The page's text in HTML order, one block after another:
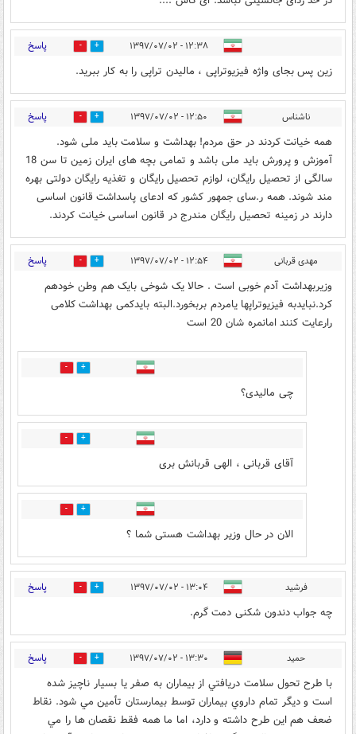
۱۲:۳۸ - ۱۳۹۷/۰۷/۰۲ 13 پاسخ
زین پس بجای واژه فیزیوتراپی ، مالیدن تراپی را به کار ببرید.
ناشناس ۱۲:۵۰ - ۱۳۹۷/۰۷/۰۲ 22 پاسخ
همه خیانت کردند در حق مردم! بهداشت و سلامت باید ملی شود.
آموزش و پرورش باید ملی باشد و تمامی بچه های ایران زمین تا سن 18
سالگی از تحصیل رایگان، لوازم تحصیل رایگان و تغذیه رایگان دولتی بهره
مند شوند. همه ر.سای جمهور کشور که ادعای پاسداشت قانون اساسی
دارند در زمینه تحصیل رایگان مندرج در قانون اساسی خیانت کردند.
مهدی قربانی ۱۲:۵۴ - ۱۳۹۷/۰۷/۰۲ 7 پاسخ
وزیربهداشت آدم خوبی است . حالا یک شوخی بایک هم وطن خودهم
کرد.نبایدبه فیزیوتراپها یامردم بربخورد.البته بایدکمی بهداشت کلامی
رارعايت کنند امانمره شان 20 است
11
چی مالیدی؟
25
آقای قربانی ، الهی قربانش بری
2
الان در حال وزیر بهداشت هستی شما ؟
فرشید ۱۳:۰۴ - ۱۳۹۷/۰۷/۰۲ 9 پاسخ
چه جواب دندون شکنی دمت گرم.
حميد ۱۳:۳۰ - ۱۳۹۷/۰۷/۰۲ 4 پاسخ
با طرح تحول سلامت دريافتي از بيماران به صفر يا بسيار ناچيز شده
است و ديگر تمام داروي بيماران توسط بيمارستان تأمين مي شود. نقاط
ضعف هم اين طرح داشته و دارد، اما ما همه فقط نقصان ها را مي